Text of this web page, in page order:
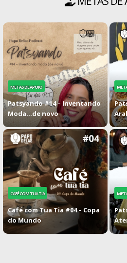
METAS DE APOIO
Patsyando #14 – Inventando
Moda…de novo
CAFÉ COM TUA TIA
Café com Tua Tia #04 – Copa
do Mundo